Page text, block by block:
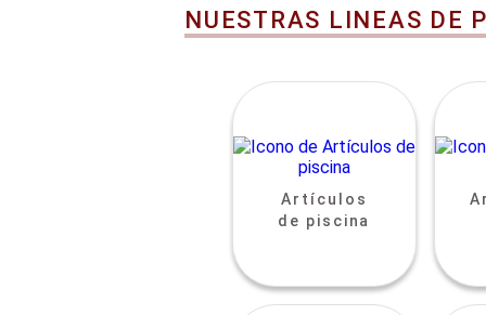
NUESTRAS LINEAS DE
Artículos
de piscina